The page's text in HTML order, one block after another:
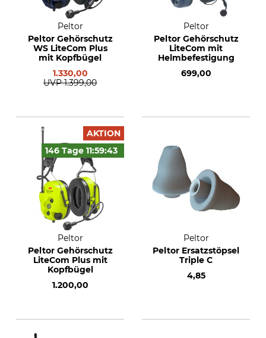
Peltor
Peltor Gehörschutz
WS LiteCom Plus
mit Kopfbügel
1.330,00
UVP 1.399,00
Peltor
Peltor Gehörschutz
LiteCom mit
Helmbefestigung
699,00
AKTION
146 Tage 11:59:42
Peltor
Peltor Gehörschutz
LiteCom Plus mit
Kopfbügel
1.200,00
Peltor
Peltor Ersatzstöpsel
Triple C
4,85